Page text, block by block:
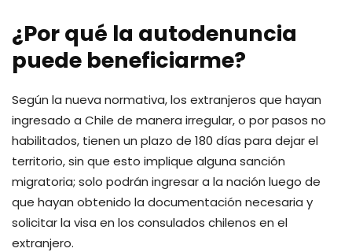
¿Por qué la autodenuncia
puede beneficiarme?
Según la nueva normativa, los extranjeros que hayan
ingresado a Chile de manera irregular, o por pasos no
habilitados, tienen un plazo de 180 días para dejar el
territorio, sin que esto implique alguna sanción
migratoria; solo podrán ingresar a la nación luego de
que hayan obtenido la documentación necesaria y
solicitar la visa en los consulados chilenos en el
extranjero.